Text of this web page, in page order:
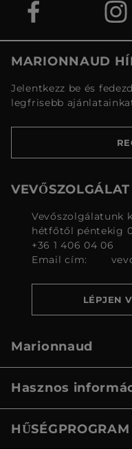
MARIONNAUD
Jelentkezz be és
legfrisebb
VEVŐSZOLGÁLAT
Vevőszolgálatunk
hétfőtől péntekig
+36 1 406 04 06
Email cím:
LÉPJEN
Marionnaud
Hasznos
HŰSÉGPROGRAM